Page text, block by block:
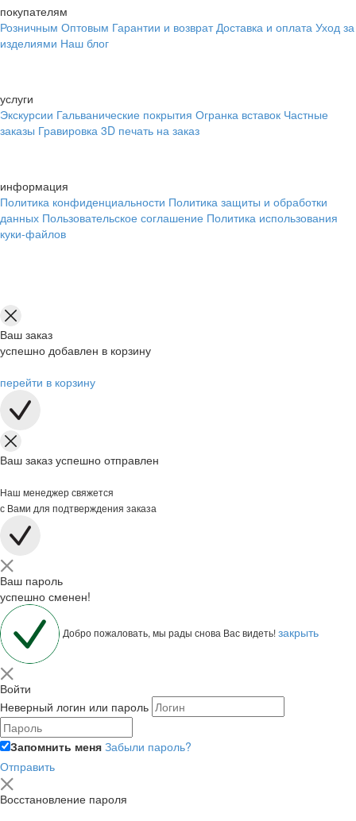
покупателям
Розничным Оптовым Гарантии и возврат Доставка и оплата Уход за
изделиями Наш блог
услуги
Экскурсии Гальванические покрытия Огранка вставок Частные
заказы Гравировка 3D печать на заказ
информация
Политика конфиденциальности Политика защиты и обработки
данных Пользовательское соглашение Политика использования
куки-файлов
Ваш заказ
успешно добавлен в корзину
перейти в корзину
Ваш заказ успешно отправлен
Наш менеджер свяжется
с Вами для подтверждения заказа
Ваш пароль
успешно сменен!
Добро пожаловать, мы рады снова Вас видеть!закрыть
Войти
Неверный логин или пароль
Запомнить меня Забыли пароль?
Отправить
Восстановление пароля